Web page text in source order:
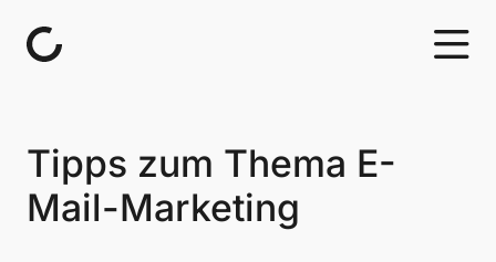
Tipps zum Thema E-
Mail-Marketing